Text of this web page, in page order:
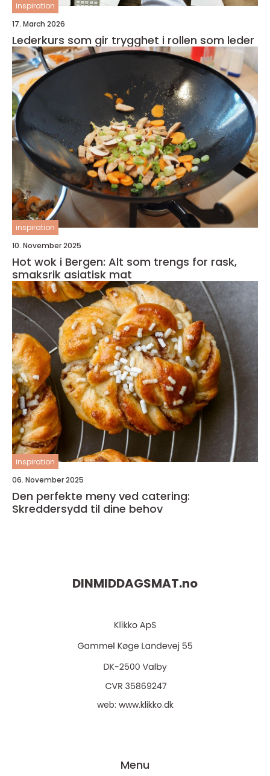
inspiration
17. March 2026
Lederkurs som gir trygghet i rollen som leder
inspiration
10. November 2025
Hot wok i Bergen: Alt som trengs for rask,
smaksrik asiatisk mat
inspiration
06. November 2025
Den perfekte meny ved catering:
Skreddersydd til dine behov
DINMIDDAGSMAT.no
web: www.klikko.dk
Menu